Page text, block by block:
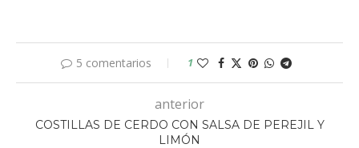
5 comentarios 1
anterior
COSTILLAS DE CERDO CON SALSA DE PEREJIL Y
LIMÓN